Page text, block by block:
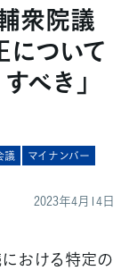
衆院議
ついて
べき」
議
マイナンバー
2023年4月14日
おける特定の